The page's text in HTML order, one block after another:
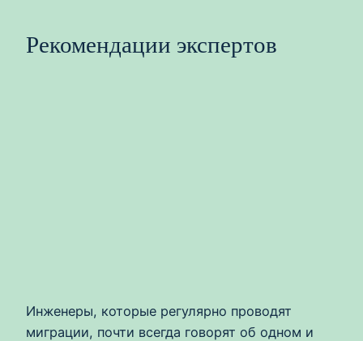
Рекомендации экспертов
Инженеры, которые регулярно проводят
миграции, почти всегда говорят об одном и